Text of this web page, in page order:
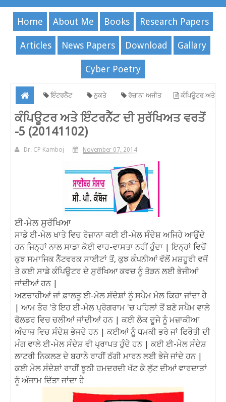
Home About Me Books Research Papers
Articles News Papers Download Gallary
Cyber Poetry
ਇੰਟਰਨੈੱਟ ਨੁਕਤੇ ਰੋਜ਼ਾਨਾ ਅਜੀਤ ਕੰਪਿਊਟਰ ਅਤੇ
ਇੰਟਰਨੈੱਟ ਦੀ ਸੁਰੱਖਿਅਤ ਵਰਤੋਂ -5 (20141102)
ਕੰਪਿਊਟਰ ਅਤੇ ਇੰਟਰਨੈੱਟ ਦੀ ਸੁਰੱਖਿਅਤ ਵਰਤੋਂ
-5 (20141102)
Dr. CP Kamboj November 07, 2014
ਈ-ਮੇਲ ਸੁਰੱਖਿਆ
ਸਾਡੇ ਈ-ਮੇਲ ਖਾਤੇ ਵਿਚ ਰੋਜ਼ਾਨਾ ਕਈ ਈ-ਮੇਲ ਸੰਦੇਸ਼ ਅਜਿਹੇ ਆਉਂਦੇ
ਹਨ ਜਿਨ੍ਹਾਂ ਨਾਲ ਸਾਡਾ ਕੋਈ ਵਾਹ-ਵਾਸਤਾ ਨਹੀਂ ਹੁੰਦਾ | ਇਨ੍ਹਾਂ ਵਿਚੋਂ
ਕੁਝ ਸਮਾਜਿਕ ਨੈੱਟਵਰਕ ਸਾਈਟਾਂ ਤੋਂ, ਕੁਝ ਕੰਪਨੀਆਂ ਵੱਲੋਂ ਮਸ਼ਹੂਰੀ ਵਜੋਂ
ਤੇ ਕਈ ਸਾਡੇ ਕੰਪਿਊਟਰ ਦੇ ਸੁਰੱਖਿਆ ਕਵਚ ਨੂੰ ਤੋੜਨ ਲਈ ਭੇਜੀਆਂ
ਜਾਂਦੀਆਂ ਹਨ |
ਅਣਚਾਹੀਆਂ ਜਾਂ ਫ਼ਾਲਤੂ ਈ-ਮੇਲ ਸੰਦੇਸ਼ਾਂ ਨੂੰ ਸਪੈਮ ਮੇਲ ਕਿਹਾ ਜਾਂਦਾ ਹੈ
| ਆਮ ਤੌਰ 'ਤੇ ਇਹ ਈ-ਮੇਲ ਪ੍ਰੋਗਰਾਮ 'ਚ ਪਹਿਲਾਂ ਤੋਂ ਬਣੇ ਸਪੈਮ ਵਾਲੇ
ਫੋਲਡਰ ਵਿਚ ਚਲੀਆਂ ਜਾਂਦੀਆਂ ਹਨ | ਕਈ ਲੋਕ ਦੂਜੇ ਨੂੰ ਮਜ਼ਾਕੀਆ
ਅੰਦਾਜ਼ ਵਿਚ ਸੰਦੇਸ਼ ਭੇਜਦੇ ਹਨ | ਕਈਆਂ ਨੂੰ ਧਮਕੀ ਭਰੇ ਜਾਂ ਫਿਰੌਤੀ ਦੀ
ਮੰਗ ਵਾਲੇ ਈ-ਮੇਲ ਸੰਦੇਸ਼ ਵੀ ਪ੍ਰਾਪਤ ਹੁੰਦੇ ਹਨ | ਕਈ ਈ-ਮੇਲ ਸੰਦੇਸ਼
ਲਾਟਰੀ ਨਿਕਲਣ ਦੇ ਬਹਾਨੇ ਰਾਹੀਂ ਠੱਗੀ ਮਾਰਨ ਲਈ ਭੇਜੇ ਜਾਂਦੇ ਹਨ |
ਕਈ ਮੇਲ ਸੰਦੇਸ਼ਾਂ ਰਾਹੀਂ ਝੂਠੀ ਹਮਦਰਦੀ ਖੱਟ ਕੇ ਲੁੱਟ ਦੀਆਂ ਵਾਰਦਾਤਾਂ
ਨੂੰ ਅੰਜਾਮ ਦਿੱਤਾ ਜਾਂਦਾ ਹੈ